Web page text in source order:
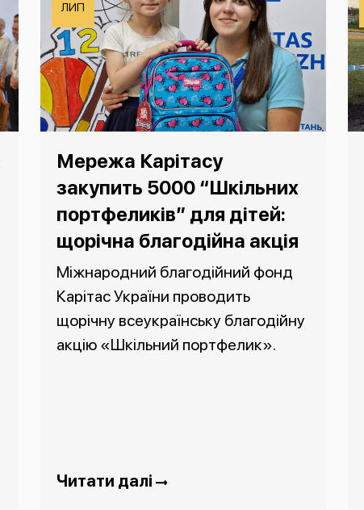
ЛИП
Мережа Карітасу
закупить 5000 “Шкільних
портфеликів” для дітей:
щорічна благодійна акція
Міжнародний благодійний фонд
Карітас України проводить
щорічну всеукраїнську благодійну
акцію «Шкільний портфелик».
Читати далі